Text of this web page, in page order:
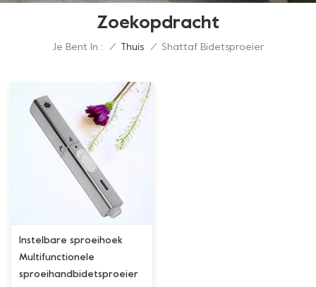
Zoekopdracht
Je Bent In : / Thuis / Shattaf Bidetsproeier
Instelbare sproeihoek
Multifunctionele
sproeihandbidetsproeier